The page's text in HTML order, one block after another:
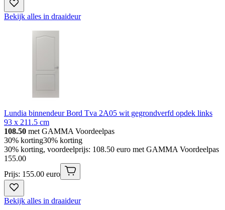
Bekijk alles in draaideur
Lundia binnendeur Bord Tva 2A05 wit gegrondverfd opdek links
93 x 211.5 cm
108.50 met GAMMA Voordeelpas
30% korting30% korting
30% korting, voordeelprijs: 108.50 euro met GAMMA Voordeelpas
155.00
Prijs: 155.00 euro
Bekijk alles in draaideur